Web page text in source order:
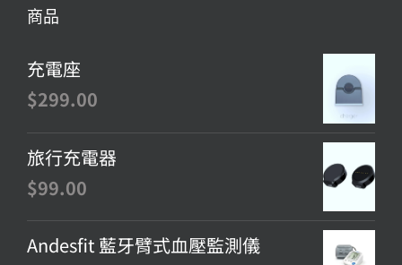
商品
充電座
$299.00
旅行充電器
$99.00
Andesfit 藍牙臂式血壓監測儀